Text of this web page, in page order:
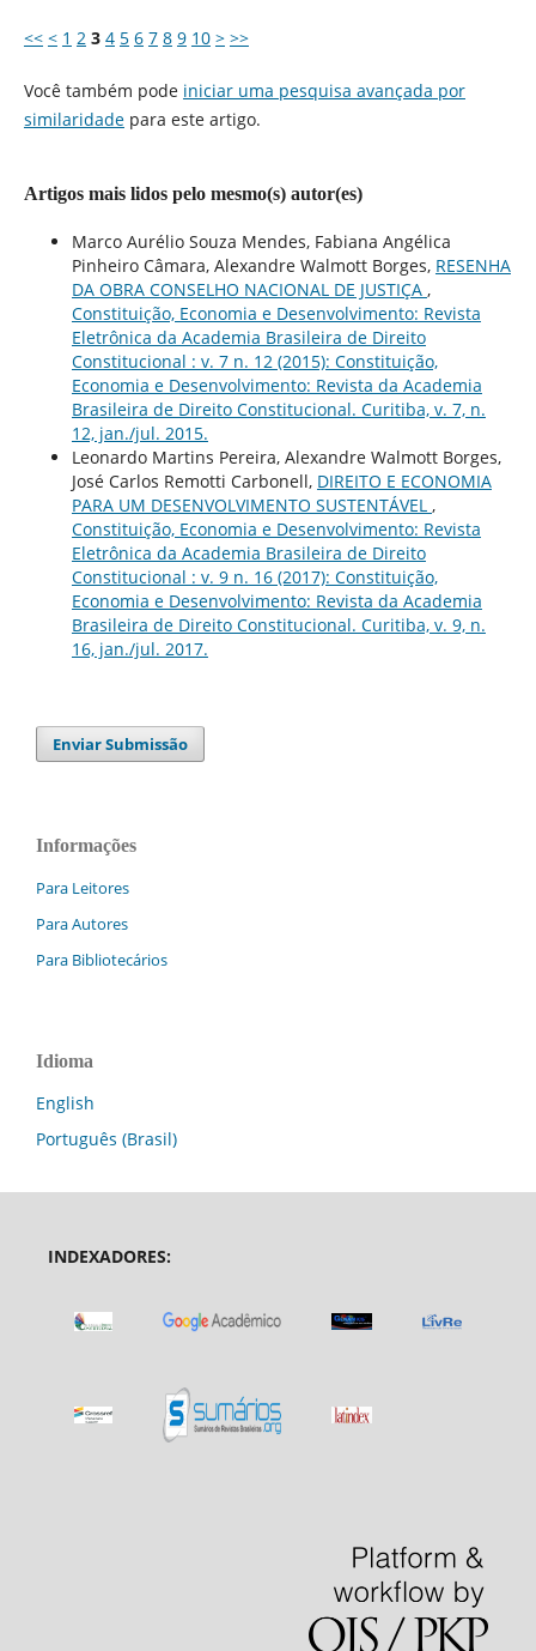
<< < 1 2 3 4 5 6 7 8 9 10 > >>
Você também pode iniciar uma pesquisa avançada por
similaridadepara este artigo.
Artigos mais lidos pelo mesmo(s) autor(es)
Marco Aurélio Souza Mendes, Fabiana Angélica
Pinheiro Câmara, Alexandre Walmott Borges, RESENHA
DA OBRA CONSELHO NACIONAL DE JUSTIÇA ,
Constituição, Economia e Desenvolvimento: Revista
Eletrônica da Academia Brasileira de Direito
Constitucional : v. 7 n. 12 (2015): Constituição,
Economia e Desenvolvimento: Revista da Academia
Brasileira de Direito Constitucional. Curitiba, v. 7, n.
12, jan./jul. 2015.
Leonardo Martins Pereira, Alexandre Walmott Borges,
José Carlos Remotti Carbonell, DIREITO E ECONOMIA
PARA UM DESENVOLVIMENTO SUSTENTÁVEL ,
Constituição, Economia e Desenvolvimento: Revista
Eletrônica da Academia Brasileira de Direito
Constitucional : v. 9 n. 16 (2017): Constituição,
Economia e Desenvolvimento: Revista da Academia
Brasileira de Direito Constitucional. Curitiba, v. 9, n.
16, jan./jul. 2017.
Enviar Submissão
Informações
Para Leitores
Para Autores
Para Bibliotecários
Idioma
English
Português (Brasil)
INDEXADORES: